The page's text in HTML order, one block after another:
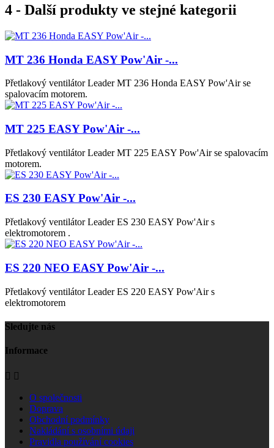
4 - Další produkty ve stejné kategorii
MT 236 Honda EASY Pow'Air -...
Přetlakový ventilátor Leader MT 236 Honda EASY Pow'Air se
spalovacím motorem.
MT 225 EASY Pow'Air -...
Přetlakový ventilátor Leader MT 225 EASY Pow'Air se spalovacím
motorem.
ES 230 EASY Pow'Air -...
Přetlakový ventilátor Leader ES 230 EASY Pow'Air s
elektromotorem .
ES 220 NEO EASY Pow'Air -...
Přetlakový ventilátor Leader ES 220 EASY Pow'Air s
elektromotorem
Sledujte nás
Informace
 
O společnosti
Doprava
Obchodní podmínky
Nakládání s osobními údaji
Pravidla používání cookies